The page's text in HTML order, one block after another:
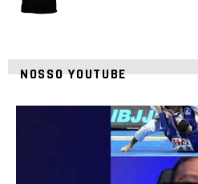
NOSSO YOUTUBE